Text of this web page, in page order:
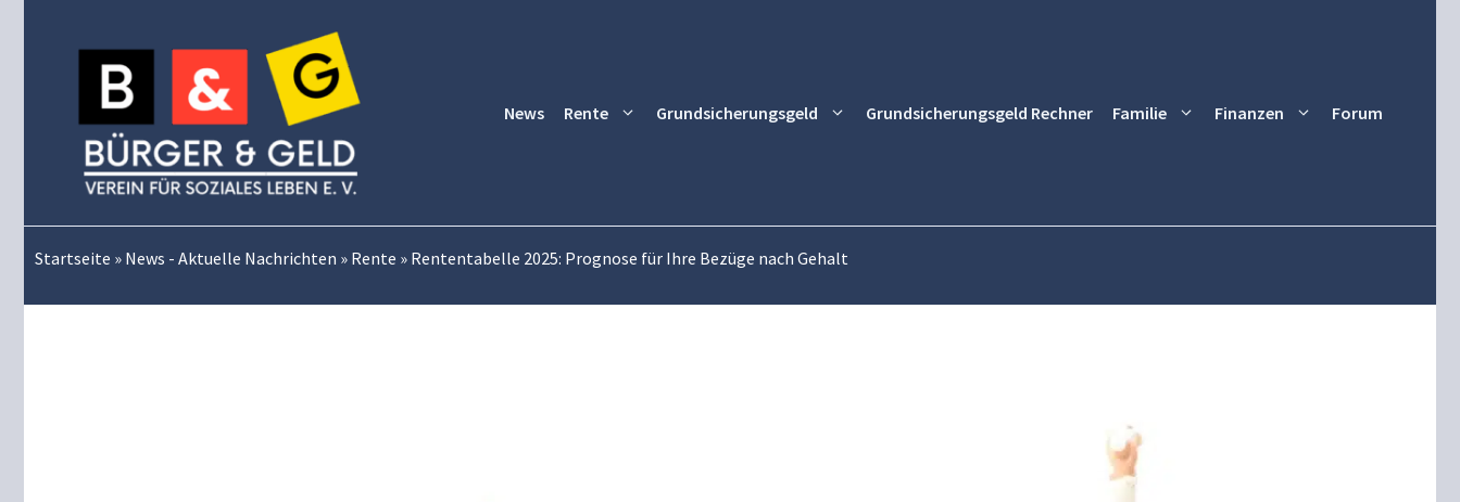
News Rente Grundsicherungsgeld Grundsicherungsgeld Rechner Familie Finanzen Forum
Startseite » News - Aktuelle Nachrichten » Rente » Rententabelle 2025: Prognose für Ihre Bezüge nach Gehalt